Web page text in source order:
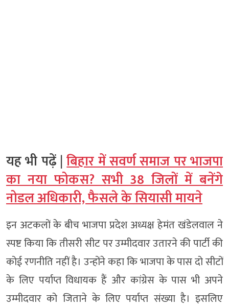
यह भी पढ़ें |बिहार में सवर्ण समाज पर भाजपा
का नया फोकस? सभी 38 जिलों में बनेंगे
नोडल अधिकारी, फैसले के सियासी मायने
इन अटकलों के बीच भाजपा प्रदेश अध्यक्ष हेमंत खंडेलवाल ने
स्पष्ट किया कि तीसरी सीट पर उम्मीदवार उतारने की पार्टी की
कोई रणनीति नहीं है। उन्होंने कहा कि भाजपा के पास दो सीटों
के लिए पर्याप्त विधायक हैं और कांग्रेस के पास भी अपने
उम्मीदवार को जिताने के लिए पर्याप्त संख्या है। इसलिए